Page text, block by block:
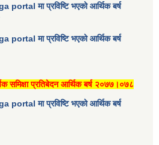
portal मा प्रविष्टि भएको आर्थिक बर्ष
portal मा प्रविष्टि भएको आर्थिक बर्ष
समिक्षा प्रतिबेदन आर्थिक बर्ष २०७७।०७८
portal मा प्रविष्टि भएको आर्थिक बर्ष